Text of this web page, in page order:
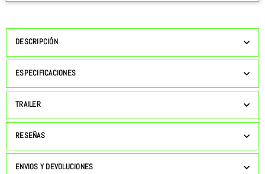
DESCRIPCIÓN
ESPECIFICACIONES
TRAILER
RESEÑAS
ENVIOS Y DEVOLUCIONES